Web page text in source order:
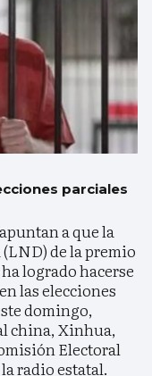
parciales
a que la
de la premio
logrado hacerse
las elecciones
domingo,
china, Xinhua,
Electoral
radio estatal.